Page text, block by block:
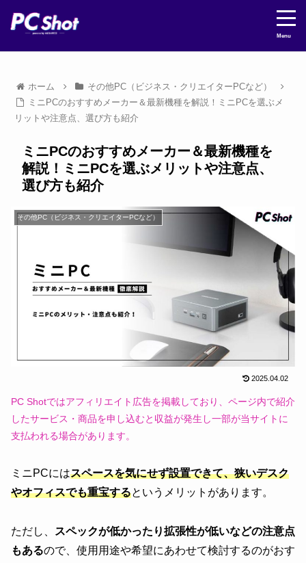
Menu
ホーム
その他PC（ビジネス・クリエイターPCなど）
ミニPCのおすすめメーカー＆最新機種を解説！ミニPCを選ぶメ
リットや注意点、選び方も紹介
ミニPCのおすすめメーカー＆最新機種を
解説！ミニPCを選ぶメリットや注意点、
選び方も紹介
その他PC（ビジネス・クリエイターPCなど）
2025.04.02
PC Shotではアフィリエイト広告を掲載しており、ページ内で紹介
したサービス・商品を申し込むと収益が発生し一部が当サイトに
支払われる場合があります。
ミニPCにはスペースを気にせず設置できて、狭いデスク
やオフィスでも重宝するというメリットがあります。
ただし、
スペックが低かったり拡張性が低いなどの注意点
もあるので、使用用途や希望にあわせて検討するのがおす